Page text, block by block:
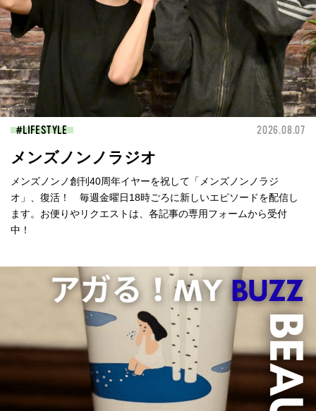
LIFESTYLE 2026.08.07
メンズノンノラジオ
メンズノンノ創刊40周年イヤーを祝して「メンズノンノラジ
オ」、復活！ 毎週金曜日18時ごろに新しいエピソードを配信し
ます。お便りやリクエストは、各記事の専用フォームから受付
中！